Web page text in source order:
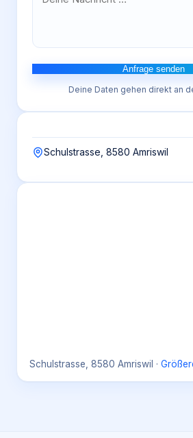
Anfrage senden
Deine Daten gehen direkt an
Schulstrasse, 8580 Amriswil
Schulstrasse, 8580 Amriswil ·